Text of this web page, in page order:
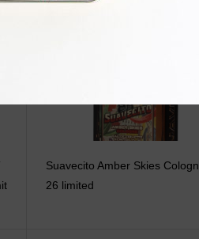
Suavecito Amber Skies
26 limited